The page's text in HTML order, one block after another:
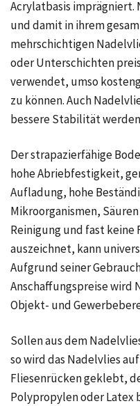
Acrylatbasis imprägniert.
und damit in ihrem
mehrschichtigen
oder Unterschichten
verwendet, umso
zu können. Auch
bessere Stabilität
Der strapazierfähige
hohe Abriebfestigkeit,
Aufladung, hohe
Mikroorganismen,
Reinigung und fast
auszeichnet, kann
Aufgrund seiner
Anschaffungspreise wird
Objekt- und
Sollen aus dem
so wird das Nadelvlies
Fliesenrücken geklebt,
Polypropylen oder Latex